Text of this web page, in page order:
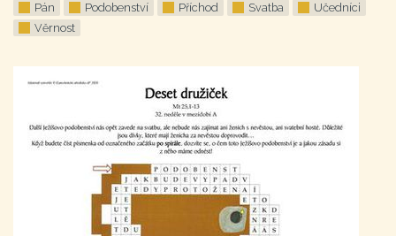
Pán
Podobenství Příchod Svatba
Učedníci
Věrnost